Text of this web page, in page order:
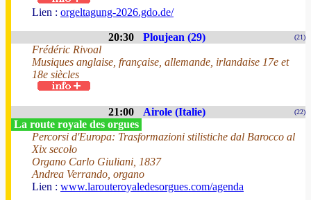
Lien : orgeltagung-2026.gdo.de/
20:30 Ploujean (29) (21)
Frédéric Rivoal
Musiques anglaise, française, allemande, irlandaise 17e et
18e siècles
21:00 Airole (Italie) (22)
La route royale des orgues
Percorsi d'Europa: Trasformazioni stilistiche dal Barocco al
Xix secolo
Organo Carlo Giuliani, 1837
Andrea Verrando, organo
Lien : www.larouteroyaledesorgues.com/agenda